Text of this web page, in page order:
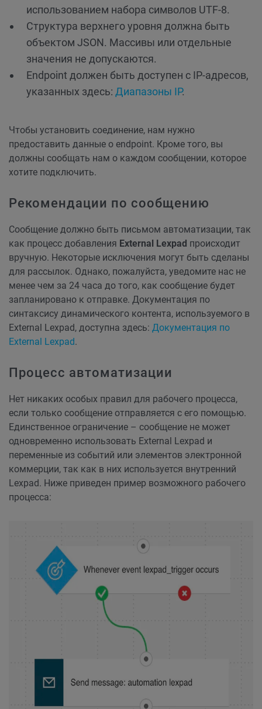
использованием набора символов UTF-8.
Структура верхнего уровня должна быть
объектом JSON. Массивы или отдельные
значения не допускаются.
Endpoint должен быть доступен с IP-адресов,
указанных здесь: Диапазоны IP.
Чтобы установить соединение, нам нужно
предоставить данные о endpoint. Кроме того, вы
должны сообщать нам о каждом сообщении, которое
хотите подключить.
Рекомендации по сообщению
Сообщение должно быть письмом автоматизации, так
как процесс добавления External Lexpad происходит
вручную. Некоторые исключения могут быть сделаны
для рассылок. Однако, пожалуйста, уведомите нас не
менее чем за 24 часа до того, как сообщение будет
запланировано к отправке. Документация по
синтаксису динамического контента, используемого в
External Lexpad, доступна здесь: Документация по
External Lexpad.
Процесс автоматизации
Нет никаких особых правил для рабочего процесса,
если только сообщение отправляется с его помощью.
Единственное ограничение – сообщение не может
одновременно использовать External Lexpad и
переменные из событий или элементов электронной
коммерции, так как в них используется внутренний
Lexpad. Ниже приведен пример возможного рабочего
процесса: